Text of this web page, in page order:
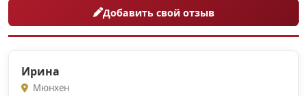
Добавить свой отзыв
Ирина
Мюнхен